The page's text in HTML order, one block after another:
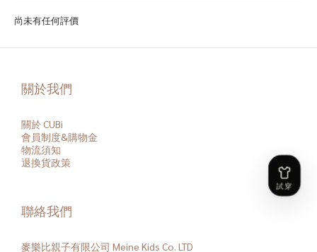
尚未有任何評價
關於我們
關於 CUBi
會員制度&購物金
物流須知
退換貨政策
聯絡我們
麥樂比親子有限公司 Meine Kids Co. LTD